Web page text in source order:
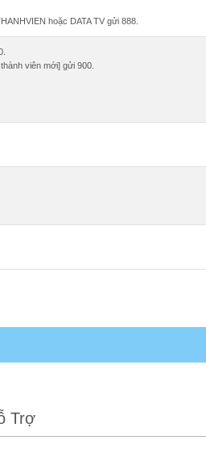
hoặc DATA TV gửi 888.
viên mới] gửi 900.
Trợ